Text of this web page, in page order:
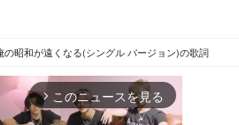
の昭和が遠くなる(シングル バージョン)の歌詞
arrow_forward_ios このニュースを見る